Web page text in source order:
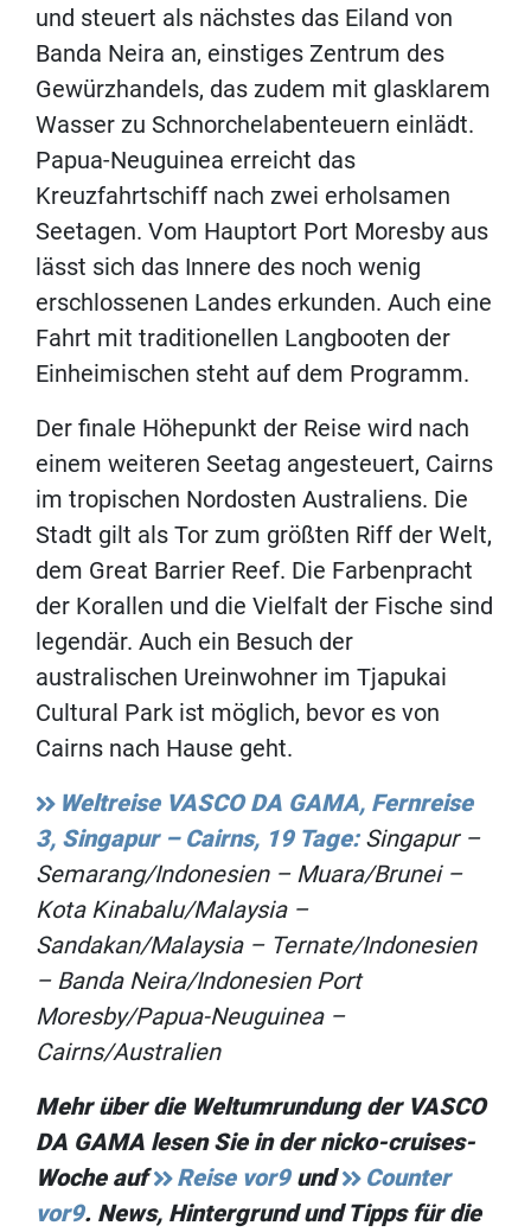
und steuert als nächstes das Eiland von
Banda Neira an, einstiges Zentrum des
Gewürzhandels, das zudem mit glasklarem
Wasser zu Schnorchelabenteuern einlädt.
Papua-Neuguinea erreicht das
Kreuzfahrtschiff nach zwei erholsamen
Seetagen. Vom Hauptort Port Moresby aus
lässt sich das Innere des noch wenig
erschlossenen Landes erkunden. Auch eine
Fahrt mit traditionellen Langbooten der
Einheimischen steht auf dem Programm.
Der finale Höhepunkt der Reise wird nach
einem weiteren Seetag angesteuert, Cairns
im tropischen Nordosten Australiens. Die
Stadt gilt als Tor zum größten Riff der Welt,
dem Great Barrier Reef. Die Farbenpracht
der Korallen und die Vielfalt der Fische sind
legendär. Auch ein Besuch der
australischen Ureinwohner im Tjapukai
Cultural Park ist möglich, bevor es von
Cairns nach Hause geht.
Weltreise VASCO DA GAMA, Fernreise
3, Singapur – Cairns, 19 Tage:Singapur –
Semarang/Indonesien – Muara/Brunei –
Kota Kinabalu/Malaysia –
Sandakan/Malaysia – Ternate/Indonesien
– Banda Neira/Indonesien Port
Moresby/Papua-Neuguinea –
Cairns/Australien
Mehr über die Weltumrundung der VASCO
DA GAMA lesen Sie in der nicko-cruises-
Woche auf
Reise vor9und
Counter
vor9. News, Hintergrund und Tipps für die